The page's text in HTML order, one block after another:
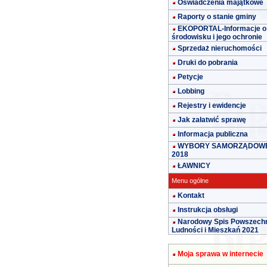
Oświadczenia majątkowe
Raporty o stanie gminy
EKOPORTAL-Informacje o
środowisku i jego ochronie
Sprzedaż nieruchomości
Druki do pobrania
Petycje
Lobbing
Rejestry i ewidencje
Jak załatwić sprawę
Informacja publiczna
WYBORY
2018
ŁAWNICY
Menu ogólne
Kontakt
Instrukcja obsługi
Narodowy Spis
Ludności i Mieszkań 2021
Moja sprawa w internecie